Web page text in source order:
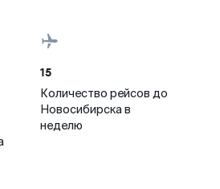
15
Количество рейсов до
Новосибирска в
неделю